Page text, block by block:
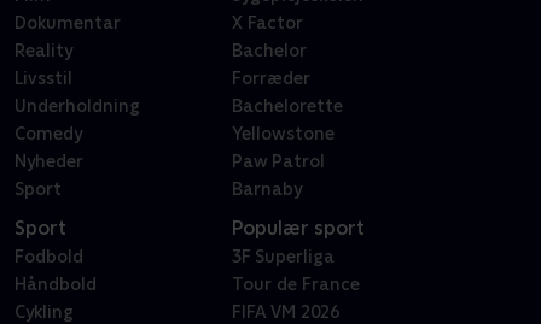
Dokumentar
Reality
Livsstil
Underholdning
Comedy
Nyheder
Sport
X Factor
Bachelor
Forræder
Bachelorette
Yellowstone
Paw Patrol
Barnaby
Sport
Fodbold
Håndbold
Cykling
Populær sport
3F Superliga
Tour de France
FIFA VM 2026